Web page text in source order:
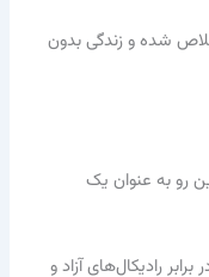
شده و زندگی بدون
رو به عنوان یک
رادیکال‌های آزاد و